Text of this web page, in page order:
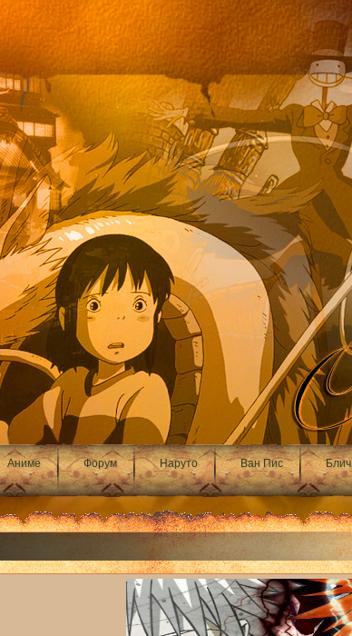
Аниме Форум Наруто Ван Пис Блич